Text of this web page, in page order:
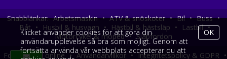
Snabblänkar: Arbetsmaskin • ATV & snöskoter • Bil • Buss •
Båt • Husbil & husvagn • Hästbil & hästsläp • Lastbil •
Motorcykel & moped • Släpfordon
Fordonsköp online • Användarvillkor • Integritetspolicy & GDPR •
Klicket använder cookies för att göra din
användarupplevelse så bra som möjligt. Genom att
fortsätta använda vår webbplats accepterar du att
OK